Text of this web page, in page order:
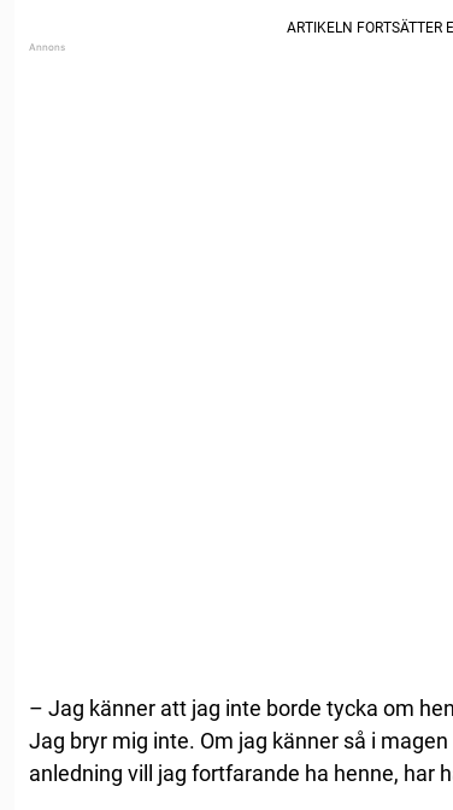
– Jag känner att jag inte borde tycka om
Jag bryr mig inte. Om jag känner så i
anledning vill jag fortfarande ha henne, har